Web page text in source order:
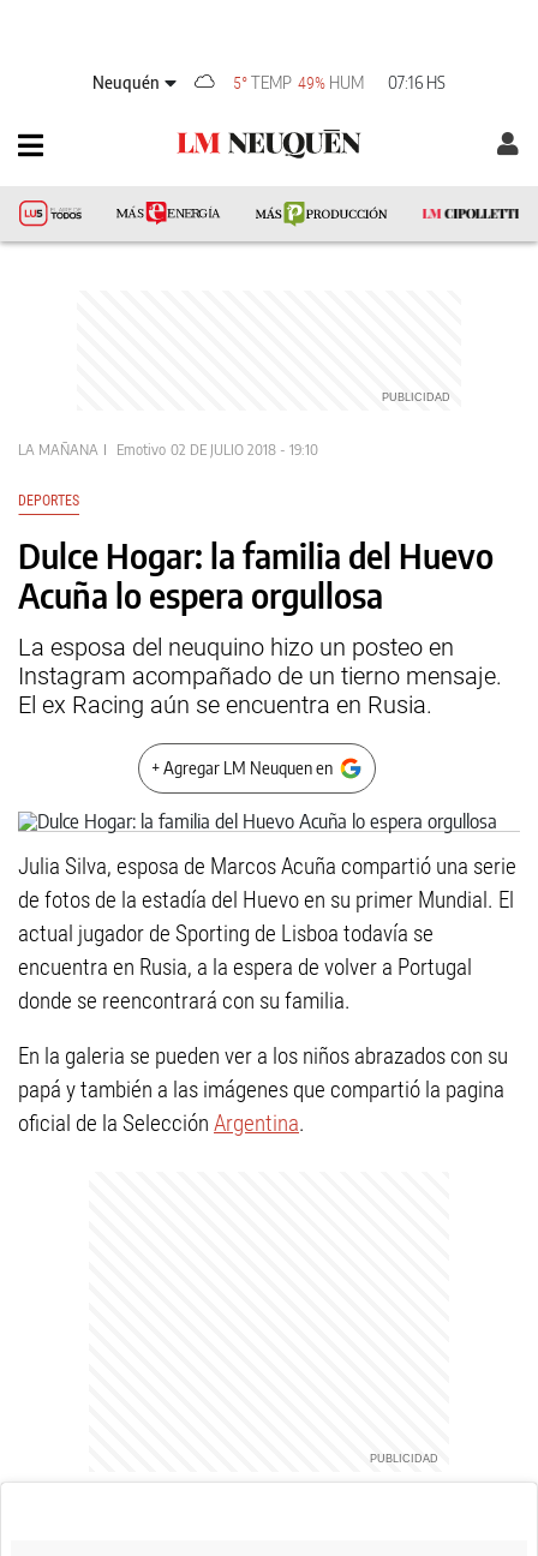
Neuquén 5° TEMP 49% HUM 07:16 HS
LA MAÑANA Emotivo 02 DE JULIO 2018 - 19:10
DEPORTES
Dulce Hogar: la familia del Huevo
Acuña lo espera orgullosa
La esposa del neuquino hizo un posteo en
Instagram acompañado de un tierno mensaje.
El ex Racing aún se encuentra en Rusia.
+ Agregar LM Neuquen en
Julia Silva, esposa de Marcos Acuña compartió una serie
de fotos de la estadía del Huevo en su primer Mundial. El
actual jugador de Sporting de Lisboa todavía se
encuentra en Rusia, a la espera de volver a Portugal
donde se reencontrará con su familia.
En la galeria se pueden ver a los niños abrazados con su
papá y también a las imágenes que compartió la pagina
oficial de la Selección Argentina.